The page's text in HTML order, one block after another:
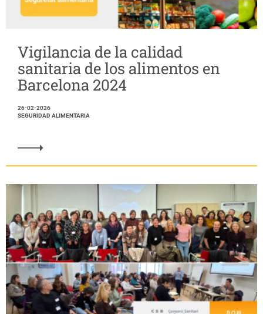
Vigilancia de la calidad
sanitaria de los alimentos en
Barcelona 2024
26-02-2026
SEGURIDAD ALIMENTARIA